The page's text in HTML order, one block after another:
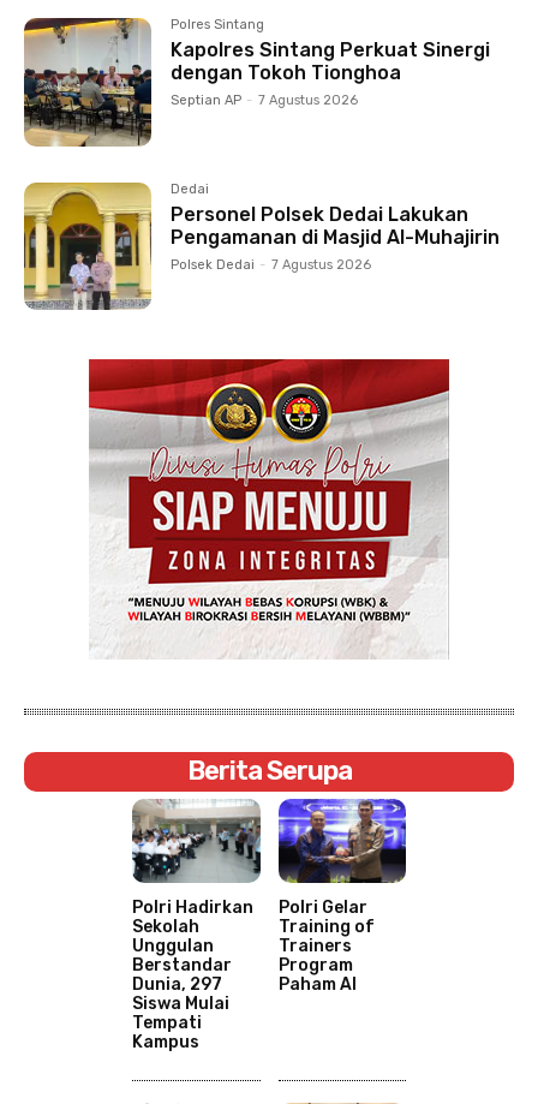
Polres Sintang
Kapolres Sintang Perkuat Sinergi
dengan Tokoh Tionghoa
Septian AP - 7 Agustus 2026
Dedai
Personel Polsek Dedai Lakukan
Pengamanan di Masjid Al-Muhajirin
Polsek Dedai - 7 Agustus 2026
Berita Serupa
Polri Hadirkan
Sekolah
Unggulan
Berstandar
Dunia, 297
Siswa Mulai
Tempati
Kampus
Polri Gelar
Training of
Trainers
Program
Paham AI